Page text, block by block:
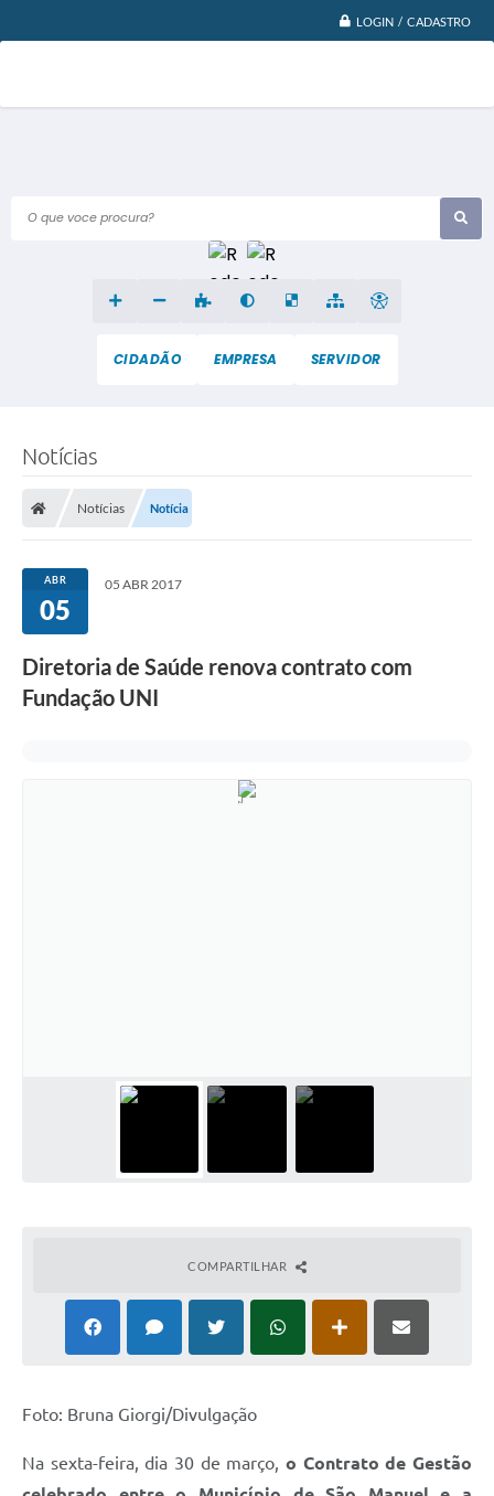
LOGIN / CADASTRO
O que voce procura?
CIDADÃO EMPRESA SERVIDOR
Notícias
Notícias Notícia
ABR
05
05 ABR 2017
Diretoria de Saúde renova contrato com
Fundação UNI
COMPARTILHAR
Foto: Bruna Giorgi/Divulgação
Na sexta-feira, dia 30 de março, o Contrato de Gestão